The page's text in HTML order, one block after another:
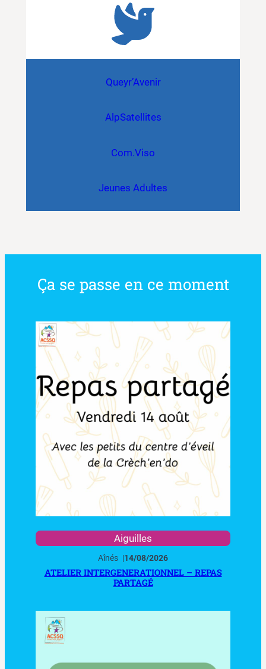
Queyr’Avenir
AlpSatellites
Com.Viso
Jeunes Adultes
Ça se passe en ce moment
Aiguilles
Aînés |14/08/2026
ATELIER INTERGENERATIONNEL – REPAS
PARTAGÉ